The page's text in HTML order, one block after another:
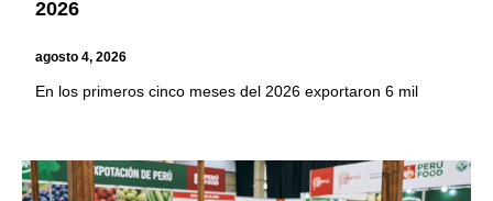
2026
agosto 4, 2026
En los primeros cinco meses del 2026 exportaron 6 mil